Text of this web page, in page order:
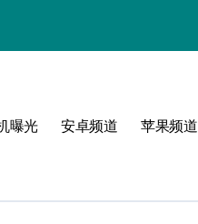
曝光 安卓频道 苹果频道